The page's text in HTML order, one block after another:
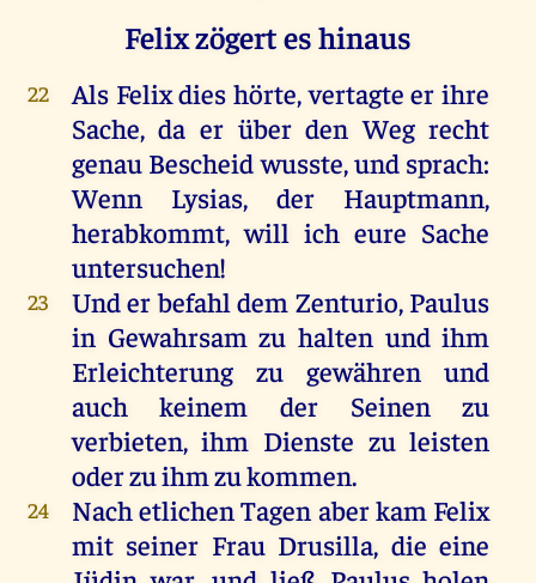
Felix zögert es hinaus
22 Als Felixdies hörte, vertagteer ihre
Sache,da er über den Weg recht
genau Bescheid wusste,und sprach:
Wenn
Lysias,der Hauptmann,
herabkommt,will ich eure Sache
untersuchen!
23 Underbefahl dem Zenturio, Paulus
inGewahrsamzu halten und ihm
Erleichterung zugewährenund
auch
keinem der Seinen
zu
verbieten,ihm Dienste zu leisten
oderzuihmzukommen.
24 NachetlichenTagen aberkam Felix
mit seiner Frau Drusilla, die eine